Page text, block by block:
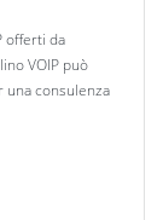
offerti da
VOIP può
una consulenza